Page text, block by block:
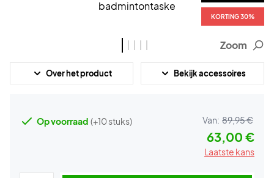
KORTING 30%
KORTING 30%
KORTING 30%
KORTING 30%
KORTING 30%
Zoom
Over het product Bekijk accessoires
Op voorraad (+10 stuks) Van: 89,95 €
63,00 €
Laatste kans